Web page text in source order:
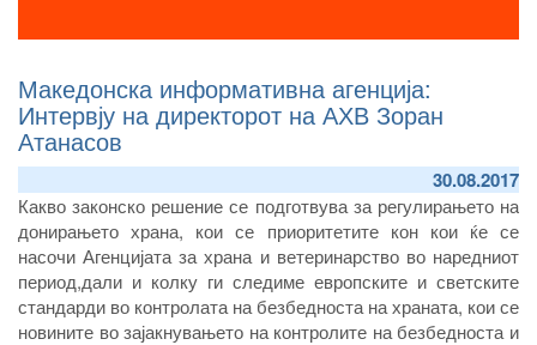
Македонска информативна агенција:
Интервју на директорот на АХВ Зоран
Атанасов
30.08.2017
Какво законско решение се подготвува за регулирањето на
донирањето храна, кои се приоритетите кон кои ќе се
насочи Агенцијата за храна и ветеринарство во наредниот
период,дали и колку ги следиме европските и светските
стандарди во контролата на безбедноста на храната, кои се
новините во зајакнувањето на контролите на безбедноста и